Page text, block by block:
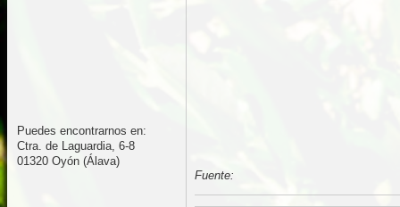
Puedes encontrarnos en:
Ctra. de Laguardia, 6-8
01320 Oyón (Álava)
Fuente: